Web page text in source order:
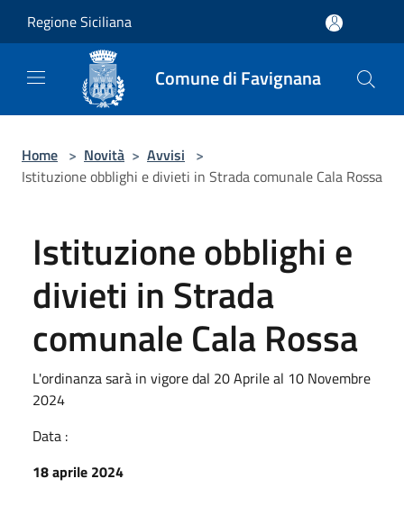
Regione Siciliana
Comune di Favignana
Home > Novità > Avvisi >
Istituzione obblighi e divieti in Strada comunale Cala Rossa
Istituzione obblighi e
divieti in Strada
comunale Cala Rossa
L'ordinanza sarà in vigore dal 20 Aprile al 10 Novembre
2024
Data :
18 aprile 2024